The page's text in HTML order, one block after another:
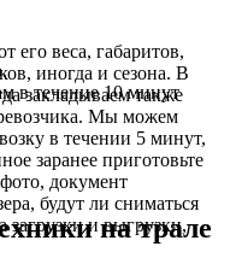
его веса, габаритов,
иногда и сезона. В
закладываем также
Мы можем
в течении 5 минут,
заранее приготовьте
документ
будут ли сниматься
загрузки и выгрузки,
в течение 10 минут
на трале